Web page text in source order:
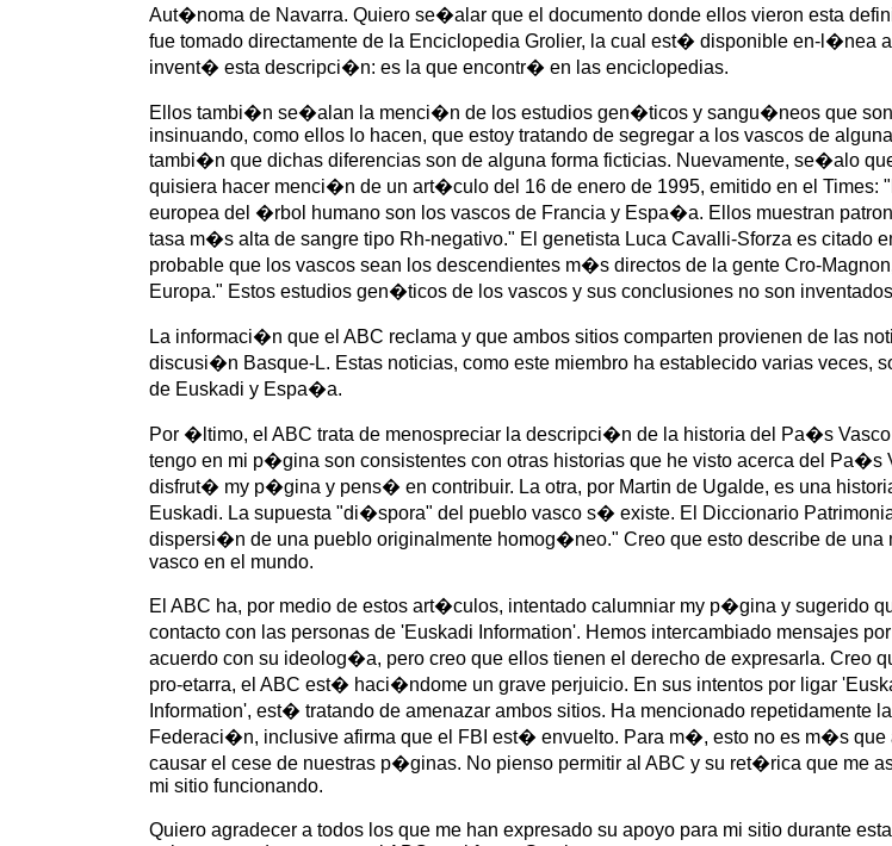
Aut�noma de Navarra. Quiero se�alar que el documento donde ellos vieron esta
fue tomado directamente de la Enciclopedia Grolier, la cual est� disponible en-l�nea
invent� esta descripci�n: es la que encontr� en las enciclopedias.
Ellos tambi�n se�alan la menci�n de los estudios gen�ticos y sangu�neos que son
insinuando, como ellos lo hacen, que estoy tratando de segregar a los vascos de
tambi�n que dichas diferencias son de alguna forma ficticias. Nuevamente, se�alo
quisiera hacer menci�n de un art�culo del 16 de enero de 1995, emitido en el Times:
europea del �rbol humano son los vascos de Francia y Espa�a. Ellos muestran
tasa m�s alta de sangre tipo Rh-negativo." El genetista Luca Cavalli-Sforza es citado
probable que los vascos sean los descendientes m�s directos de la gente Cro-
Europa." Estos estudios gen�ticos de los vascos y sus conclusiones no son
La informaci�n que el ABC reclama y que ambos sitios comparten provienen de las
discusi�n Basque-L. Estas noticias, como este miembro ha establecido varias
de Euskadi y Espa�a.
Por �ltimo, el ABC trata de menospreciar la descripci�n de la historia del Pa�s
tengo en mi p�gina son consistentes con otras historias que he visto acerca del
disfrut� my p�gina y pens� en contribuir. La otra, por Martin de Ugalde, es una
Euskadi. La supuesta "di�spora" del pueblo vasco s� existe. El Diccionario
dispersi�n de una pueblo originalmente homog�neo." Creo que esto describe de una
vasco en el mundo.
El ABC ha, por medio de estos art�culos, intentado calumniar my p�gina y sugerido
contacto con las personas de 'Euskadi Information'. Hemos intercambiado mensajes
acuerdo con su ideolog�a, pero creo que ellos tienen el derecho de expresarla. Creo
pro-etarra, el ABC est� haci�ndome un grave perjuicio. En sus intentos por ligar
Information', est� tratando de amenazar ambos sitios. Ha mencionado repetidamente
Federaci�n, inclusive afirma que el FBI est� envuelto. Para m�, esto no es m�s que
causar el cese de nuestras p�ginas. No pienso permitir al ABC y su ret�rica que me
mi sitio funcionando.
Quiero agradecer a todos los que me han expresado su apoyo para mi sitio durante